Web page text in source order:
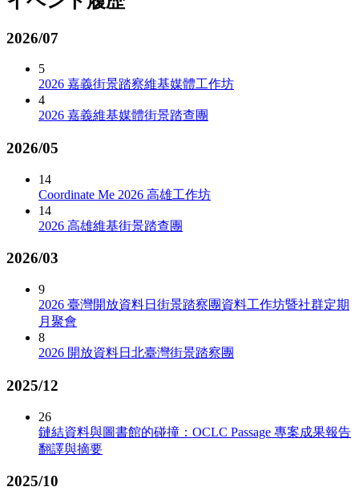
2026/07
5
2026 嘉義街景踏察維基媒體工作坊
4
2026 嘉義維基媒體街景踏查團
2026/05
14
Coordinate Me 2026 高雄工作坊
14
2026 高雄維基街景踏查團
2026/03
9
2026 臺灣開放資料日街景踏察團資料工作坊暨社群定期
月聚會
8
2026 開放資料日北臺灣街景踏察團
2025/12
26
鏈結資料與圖書館的碰撞：OCLC Passage 專案成果報告
翻譯與摘要
2025/10